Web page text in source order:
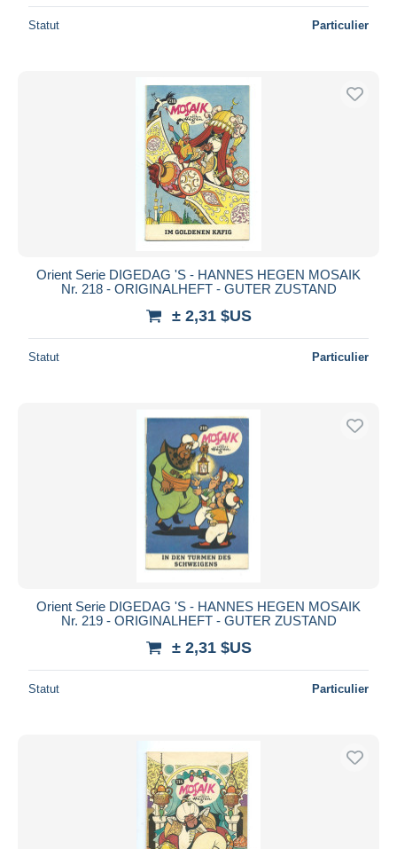
Statut Particulier
Orient Serie DIGEDAG 'S - HANNES HEGEN MOSAIK
Nr. 218 - ORIGINALHEFT - GUTER ZUSTAND
± 2,31 $US
Statut Particulier
Orient Serie DIGEDAG 'S - HANNES HEGEN MOSAIK
Nr. 219 - ORIGINALHEFT - GUTER ZUSTAND
± 2,31 $US
Statut Particulier